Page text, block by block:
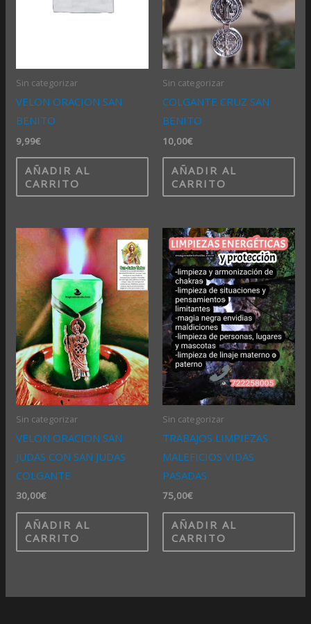
Sin categorizar
VELON ORACION SAN
BENITO
9,99€
AÑADIR AL
CARRITO
Sin categorizar
COLGANTE CRUZ SAN
BENITO
10,00€
AÑADIR AL
CARRITO
Sin categorizar
VELON ORACION SAN
JUDAS CON SAN JUDAS
COLGANTE
30,00€
AÑADIR AL
CARRITO
Sin categorizar
TRABAJOS LIMPIEZAS
MALEFICIOS VIDAS
PASADAS
75,00€
AÑADIR AL
CARRITO